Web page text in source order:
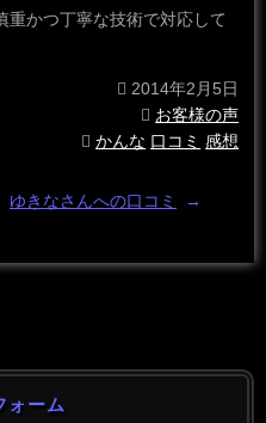
重かつ丁寧な技術で対応して
2014年2月5日
お客様の声
かんな 口コミ 感想
ゆきなさんへの口コミ →
ォーム